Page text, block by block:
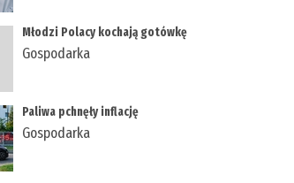
Młodzi Polacy kochają gotówkę
Gospodarka
Paliwa pchnęły inflację
Gospodarka